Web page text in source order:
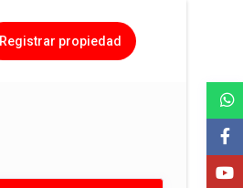
Registrar propiedad